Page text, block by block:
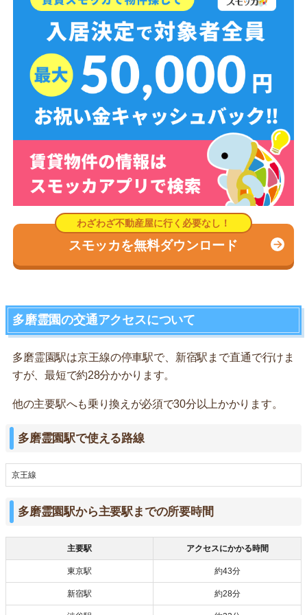
スモッカを無料ダウンロード
多磨霊園の交通アクセスについて
多磨霊園駅は京王線の停車駅で、新宿駅まで直通で行けま
すが、最短で約28分かかります。
他の主要駅へも乗り換えが必須で30分以上かかります。
多磨霊園駅で使える路線
京王線
多磨霊園駅から主要駅までの所要時間
主要駅 アクセスにかかる時間
東京駅 約43分
新宿駅 約28分